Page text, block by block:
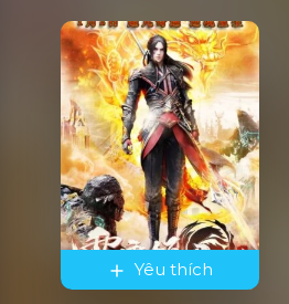
Yêu thích